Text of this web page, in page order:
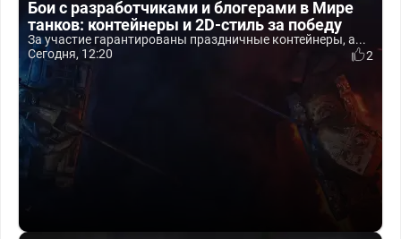
Бои с разработчиками и блогерами в Мире
танков: контейнеры и 2D-стиль за победу
За участие гарантированы праздничные контейнеры, а...
Сегодня, 12:20
2